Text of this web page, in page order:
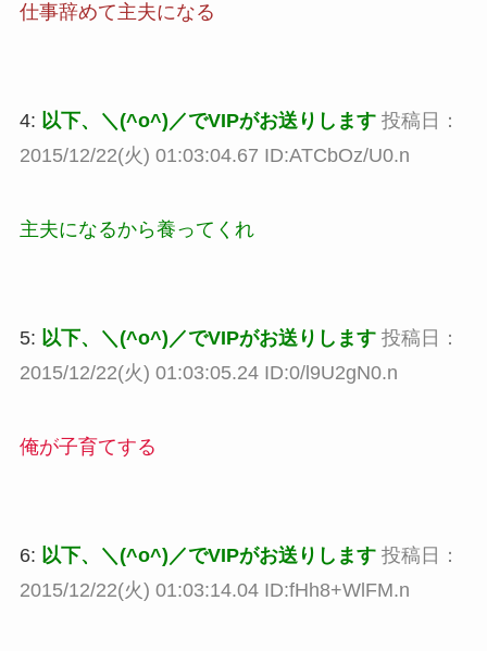
仕事辞めて主夫になる
4: 以下、＼(^o^)／でVIPがお送りします 投稿日：
2015/12/22(火) 01:03:04.67 ID:ATCbOz/U0.n
主夫になるから養ってくれ
5: 以下、＼(^o^)／でVIPがお送りします 投稿日：
2015/12/22(火) 01:03:05.24 ID:0/l9U2gN0.n
俺が子育てする
6: 以下、＼(^o^)／でVIPがお送りします 投稿日：
2015/12/22(火) 01:03:14.04 ID:fHh8+WlFM.n